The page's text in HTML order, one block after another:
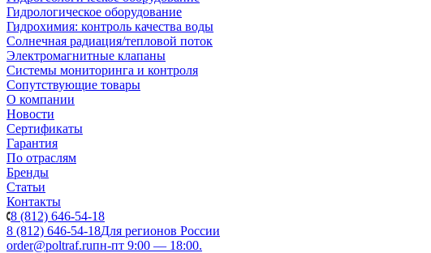
Гидрологическое оборудование
Гидрохимия: контроль качества воды
Солнечная радиация/тепловой поток
Электромагнитные клапаны
Системы мониторинга и контроля
Сопутствующие товары
О компании
Новости
Сертификаты
Гарантия
По отраслям
Бренды
Статьи
Контакты
8 (812) 646-54-18
8 (812) 646-54-18Для регионов России
order@poltraf.ruпн-пт 9:00 — 18:00.